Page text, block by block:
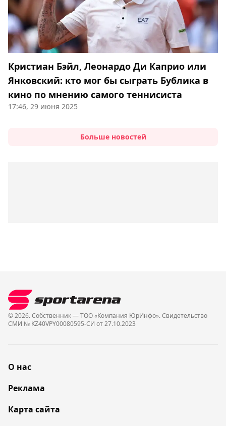
Кристиан Бэйл, Леонардо Ди Каприо или
Янковский: кто мог бы сыграть Бублика в
кино по мнению самого теннисиста
17:46, 29 июня 2025
Больше новостей
© 2026. Собственник — ТОО «Компания ЮрИнфо». Cвидетельство
СМИ № KZ40VPY00080595-СИ от 27.10.2023
О нас
Реклама
Карта сайта